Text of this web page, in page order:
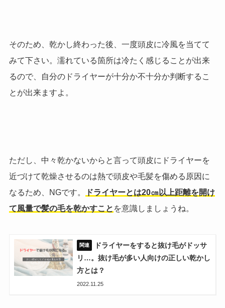
そのため、乾かし終わった後、一度頭皮に冷風を当てて
みて下さい。濡れている箇所は冷たく感じることが出来
るので、自分のドライヤーが十分か不十分か判断するこ
とが出来ますよ。
ただし、中々乾かないからと言って頭皮にドライヤーを
近づけて乾燥させるのは熱で頭皮や毛髪を傷める原因に
なるため、NGです。
ドライヤーとは20㎝以上距離を開け
て風量で髪の毛を乾かすこと を意識しましょうね。
ドライヤーをすると抜け毛がドッサ
リ…。抜け毛が多い人向けの正しい乾かし
方とは？
2022.11.25